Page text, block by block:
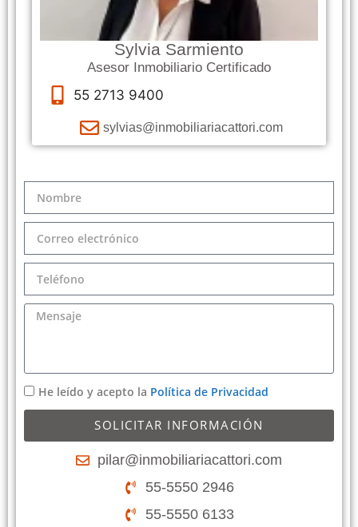
Sylvia Sarmiento
Asesor Inmobiliario Certificado
55 2713 9400
sylvias@inmobiliariacattori.com
He leído y acepto la Política de Privacidad
SOLICITAR INFORMACIÓN
pilar@inmobiliariacattori.com
55-5550 2946
55-5550 6133